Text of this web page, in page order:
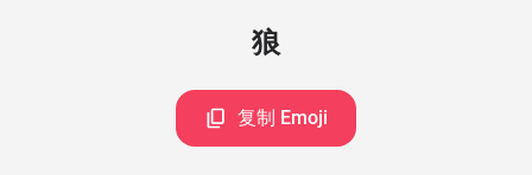
狼
复制 Emoji